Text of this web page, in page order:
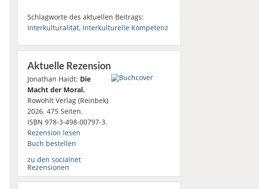
Schlagworte des aktuellen Beitrags:
Interkulturalität, Interkulturelle Kompetenz
Aktuelle Rezension
Jonathan Haidt: Die
Macht der Moral.
Rowohlt Verlag (Reinbek)
2026. 475 Seiten.
ISBN 978-3-498-00797-3.
Rezension lesen
Buch bestellen
zu den socialnet
Rezensionen